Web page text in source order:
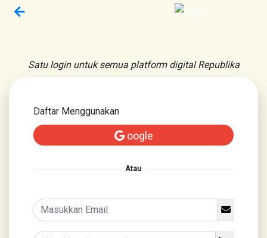
Satu login untuk semua platform digital Republika
Daftar Menggunakan
oogle
Atau